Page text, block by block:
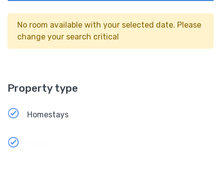
No room available with your selected date. Please
change your search critical
Property type
Homestays